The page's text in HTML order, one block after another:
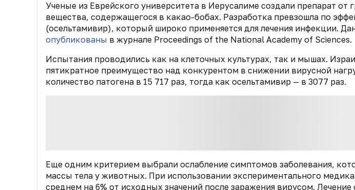
Ученые из Еврейского университета в Иерусалиме создали препарат от
вещества, содержащегося в какао-бобах. Разработка превзошла по
(осельтамивир), который широко применяется для лечения инфекции.
опубликованы в журнале Proceedings of the National Academy of Sciences.
Испытания проводились как на клеточных культурах, так и мышах.
пятикратное преимущество над конкурентом в снижении вирусной
количество патогена в 15 717 раз, тогда как осельтамивир — в 3077 раз.
Еще одним критерием выбрали ослабление симптомов заболевания,
массы тела у животных. При использовании экспериментального
среднем на 6% от исходных значений после заражения вирусом.